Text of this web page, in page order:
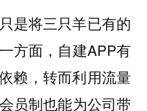
是将三只羊已有的
方面，自建APP有
赖，转而利用流量
员制也能为公司带